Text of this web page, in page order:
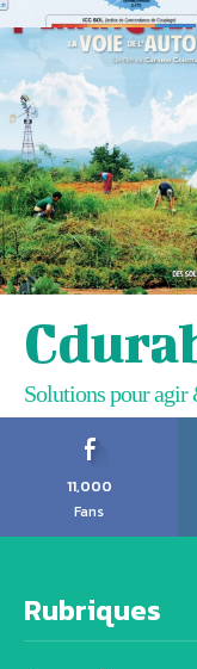
Solutions pour agir
11,000
Fans
Rubriques